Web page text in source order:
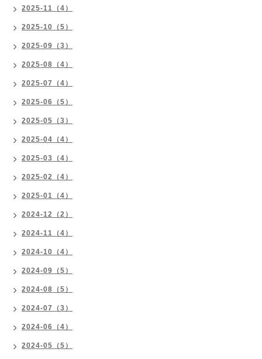
2025-11（4）
2025-10（5）
2025-09（3）
2025-08（4）
2025-07（4）
2025-06（5）
2025-05（3）
2025-04（4）
2025-03（4）
2025-02（4）
2025-01（4）
2024-12（2）
2024-11（4）
2024-10（4）
2024-09（5）
2024-08（5）
2024-07（3）
2024-06（4）
2024-05（5）